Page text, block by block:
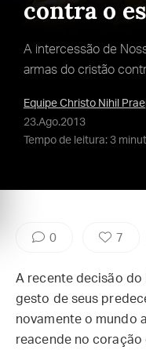
contra o
A intercessão de
armas do cristão
Equipe Christo Nihil
23.Ago.2013
Tempo de leitura: 3
0 7
A recente decisão do
gesto de seus
novamente o mundo
reacende no